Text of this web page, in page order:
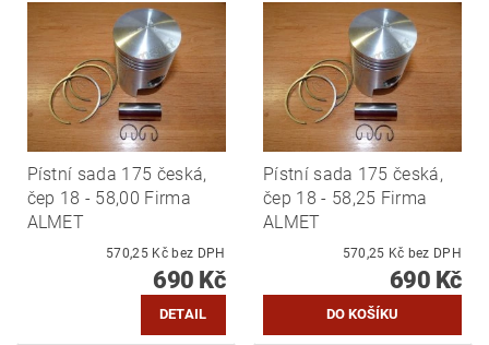
Pístní sada 175 česká,
čep 18 - 58,00 Firma
ALMET
570,25 Kč bez DPH
690 Kč
DETAIL
Pístní sada 175 česká,
čep 18 - 58,25 Firma
ALMET
570,25 Kč bez DPH
690 Kč